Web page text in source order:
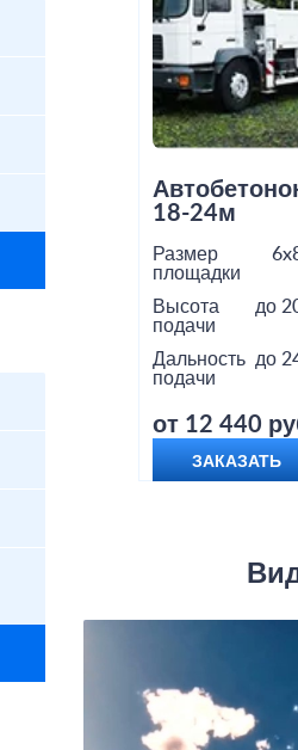
18-24м
Размер
площадки
Высота
подачи
до
Дальность
подачи
до
от 12 440
ЗАКАЗАТЬ